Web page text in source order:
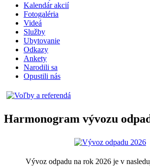
Kalendár akcií
Fotogaléria
Videá
Služby
Ubytovanie
Odkazy
Ankety
Narodili sa
Opustili nás
Harmonogram vývozu
Vývoz odpadu na rok 2026 je v